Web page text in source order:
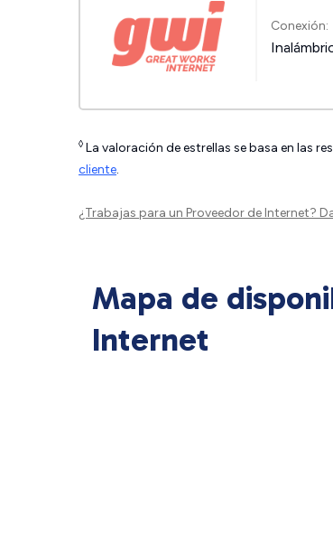
Conexión:
◊ La valoración de estrellas se basa en las
cliente.
¿Trabajas para un Proveedor de Internet?
Mapa de
Internet